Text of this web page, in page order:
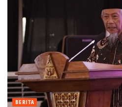
BERITA